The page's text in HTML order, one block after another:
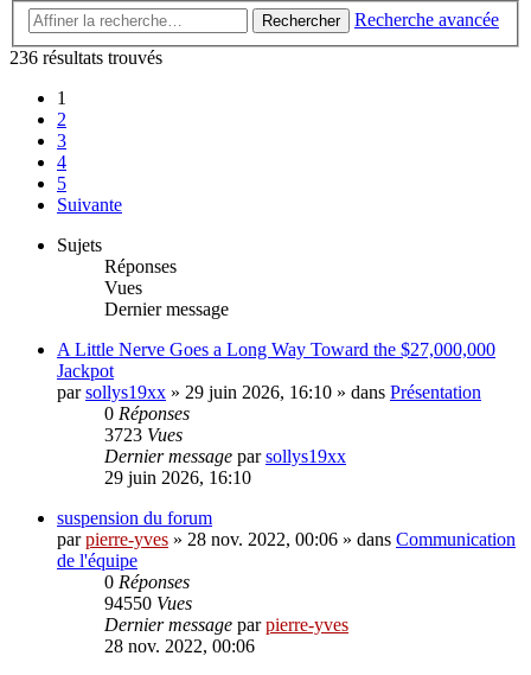
Rechercher
Recherche avancée
236 résultats trouvés
1
2
3
4
5
Suivante
Sujets
Réponses
Vues
Dernier message
A Little Nerve Goes a Long Way Toward the $27,000,000
Jackpot
parsollys19xx » 29 juin 2026, 16:10 » dans Présentation
0 Réponses
3723 Vues
Dernier message parsollys19xx
29 juin 2026, 16:10
suspension du forum
parpierre-yves » 28 nov. 2022, 00:06 » dans Communication
de l'équipe
0 Réponses
94550 Vues
Dernier message parpierre-yves
28 nov. 2022, 00:06